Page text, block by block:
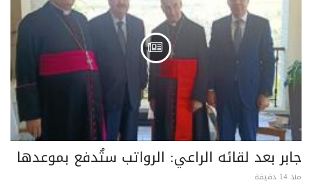
جابر بعد لقائه الراعي: الرواتب ستُدفع بموعدها
منذ 14 دقيقة